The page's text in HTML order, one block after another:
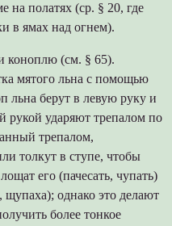
на полатях (ср. § 20, где
в ямах над огнем).
коноплю (см. § 65).
мятого льна с помощью
льна берут в левую руку и
рукой ударяют трепалом по
трепалом,
толкут в ступе, чтобы
его (пачесать, чупать)
однако это делают
более тонкое